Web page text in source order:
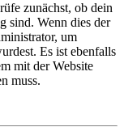
zunächst, ob dein
sind. Wenn dies der
um
Es ist ebenfalls
mit der Website
muss.